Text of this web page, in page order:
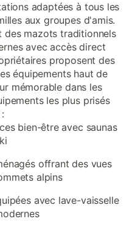
adaptées à tous les
aux groupes d'amis.
des mazots traditionnels
avec accès direct
proposent des
équipements haut de
mémorable dans les
les plus prisés
bien-être avec saunas
offrant des vues
alpins
avec lave-vaisselle